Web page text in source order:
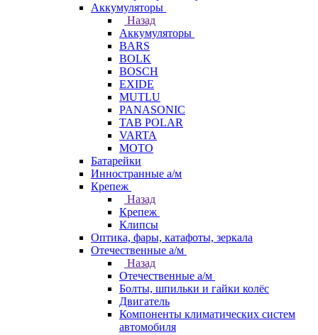
Аккумуляторы
Назад
Аккумуляторы
BARS
BOLK
BOSCH
EXIDE
MUTLU
PANASONIC
TAB POLAR
VARTA
МОТО
Батарейки
Инностранные а/м
Крепеж
Назад
Крепеж
Клипсы
Оптика, фары, катафоты, зеркала
Отечественные а/м
Назад
Отечественные а/м
Болты, шпильки и гайки колёс
Двигатель
Компоненты климатических систем
автомобиля